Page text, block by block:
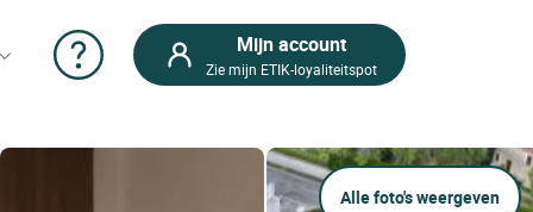
Mijn account
Zie mijn ETIK-loyaliteitspot
Alle foto's weergeven